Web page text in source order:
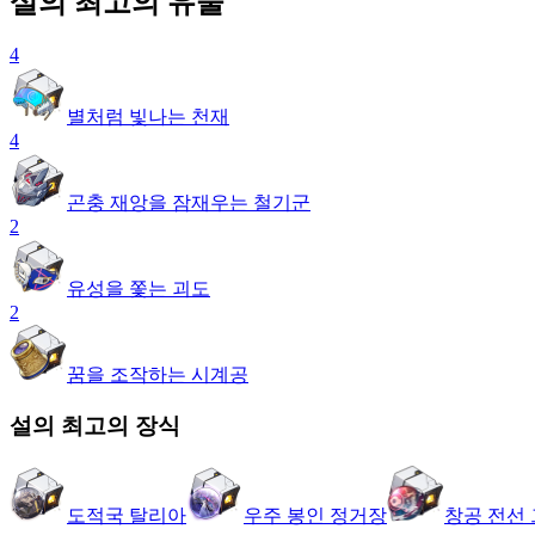
4
별처럼 빛나는 천재
4
곤충 재앙을 잠재우는 철기군
2
유성을 쫓는 괴도
2
꿈을 조작하는 시계공
설의 최고의 장식
도적국 탈리아 우주 봉인 정거장 창공 전선